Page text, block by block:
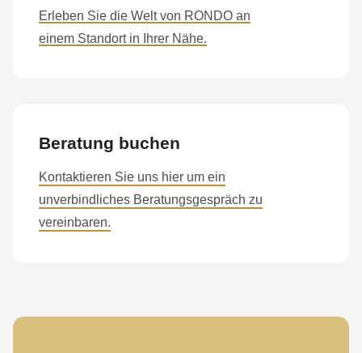
(line
592
function:
Passing
null
to
Erleben Sie die Welt von RONDO an
einem Standort in Ihrer Nähe.
Beratung buchen
Kontaktieren Sie uns hier um ein
unverbindliches Beratungsgespräch zu
vereinbaren.